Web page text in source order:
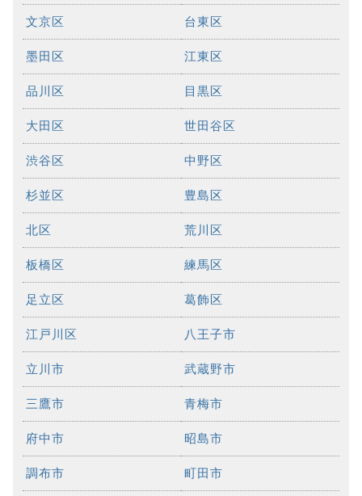
文京区 台東区
墨田区 江東区
品川区 目黒区
大田区 世田谷区
渋谷区 中野区
杉並区 豊島区
北区 荒川区
板橋区 練馬区
足立区 葛飾区
江戸川区 八王子市
立川市 武蔵野市
三鷹市 青梅市
府中市 昭島市
調布市 町田市